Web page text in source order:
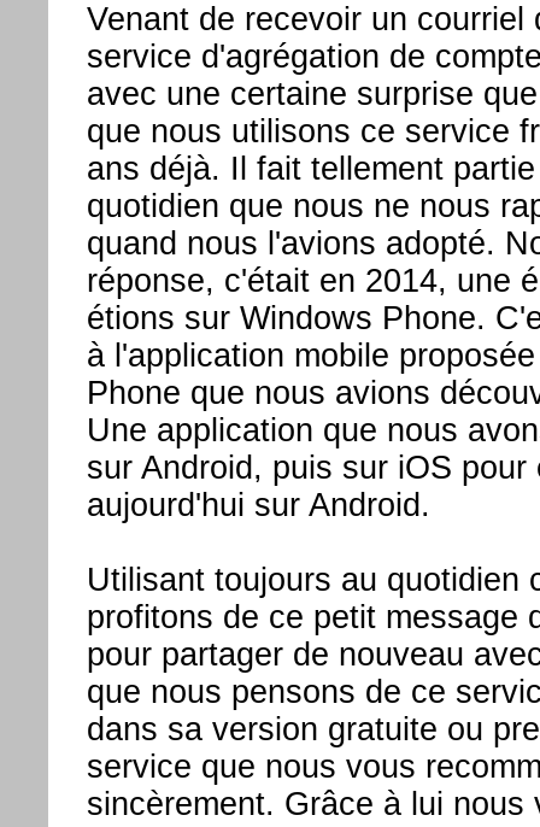
Venant de recevoir un courriel
service d'agrégation de
avec une certaine surprise
que nous utilisons ce service
ans déjà. Il fait tellement
quotidien que nous ne nous
quand nous l'avions adopté.
réponse, c'était en 2014, une
étions sur Windows Phone.
à l'application mobile
Phone que nous avions
Une application que nous
sur Android, puis sur iOS pour
aujourd'hui sur Android.
Utilisant toujours au quotidien
profitons de ce petit message
pour partager de nouveau
que nous pensons de ce
dans sa version gratuite ou
service que nous vous
sincèrement. Grâce à lui nous